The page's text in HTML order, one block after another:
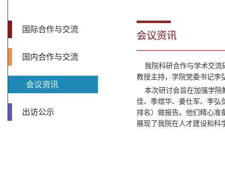
国际合作与交流
国内合作与交流
会议资讯
出访公示
会议资讯
我院科研合作与学术交流
教授主持，学院党委书记李
本次研讨会旨在加强学院
佳、季煜华、姜仕军、李弘
排名）做报告。他们精心准
展现了我院在人才建设和科